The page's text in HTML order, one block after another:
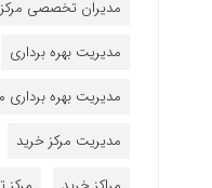
مدیران تخصصی
مدیریت بهره برداری
مدیریت بهره
مدیریت مرکز خرید